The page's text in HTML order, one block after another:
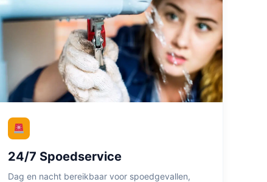
24/7 Spoedservice
Dag en nacht bereikbaar voor spoedgevallen,